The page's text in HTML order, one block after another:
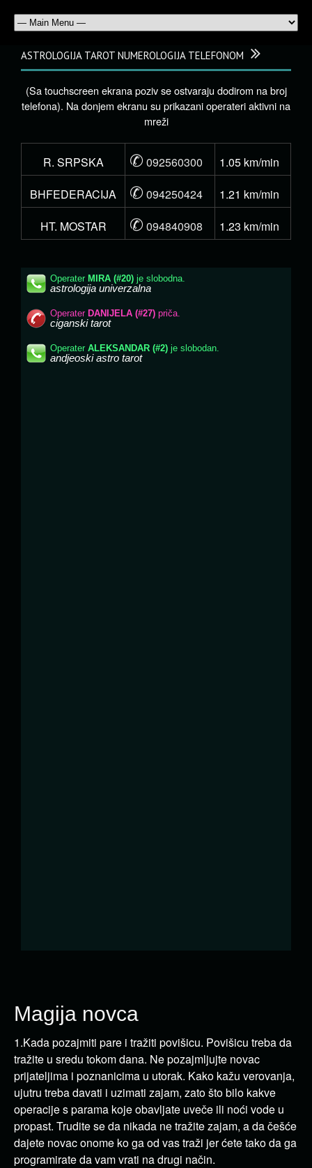
Magija novca
1.Kada pozajmiti pare i tražiti povišicu. Povišicu treba da
tražite u sredu tokom dana. Ne pozajmljujte novac
prijateljima i poznanicima u utorak. Kako kažu verovanja,
ujutru treba davati i uzimati zajam, zato što bilo kakve
operacije s parama koje obavljate uveče ili noći vode u
propast. Trudite se da nikada ne tražite zajam, a da češće
dajete novac onome ko ga od vas traži jer ćete tako da ga
programirate da vam vrati na drugi način.
ASTROLOGIJA TAROT NUMEROLOGIJA TELEFONOM
(Sa touchscreen ekrana poziv se ostvaraju dodirom na broj
telefona). Na donjem ekranu su prikazani operateri aktivni na
mreži
R. SRPSKA ✆ 092560300
1.05 km/min
BHFEDERACIJA
✆ 094250424
1.21 km/min
HT. MOSTAR
✆ 094840908 1.23 km/min